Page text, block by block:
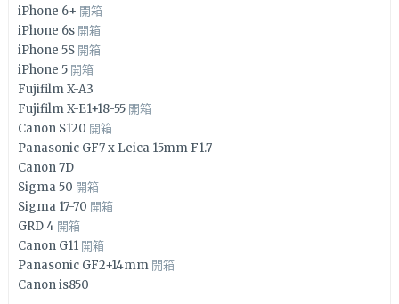
iPhone 6+ 開箱
iPhone 6s 開箱
iPhone 5S 開箱
iPhone 5 開箱
Fujifilm X-A3
Fujifilm X-E1+18-55 開箱
Canon S120 開箱
Panasonic GF7 x Leica 15mm F1.7
Canon 7D
Sigma 50 開箱
Sigma 17-70 開箱
GRD 4 開箱
Canon G11 開箱
Panasonic GF2+14mm 開箱
Canon is850